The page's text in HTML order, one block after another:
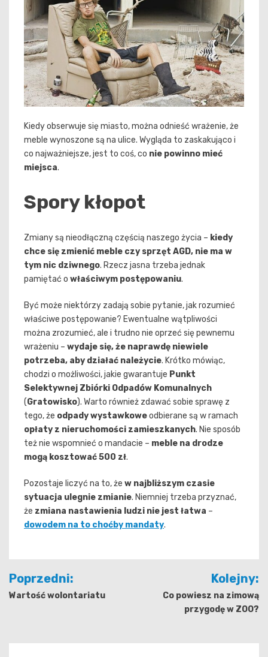
Kiedy obserwuje się miasto, można odnieść wrażenie, że
meble wynoszone są na ulice. Wygląda to zaskakująco i
co najważniejsze, jest to coś, co nie powinno mieć
miejsca.
Spory kłopot
Zmiany są nieodłączną częścią naszego życia – kiedy
chce się zmienić meble czy sprzęt AGD, nie ma w
tym nic dziwnego. Rzecz jasna trzeba jednak
pamiętać o właściwym postępowaniu.
Być może niektórzy zadają sobie pytanie, jak rozumieć
właściwe postępowanie? Ewentualne wątpliwości
można zrozumieć, ale i trudno nie oprzeć się pewnemu
wrażeniu – wydaje się, że naprawdę niewiele
potrzeba, aby działać należycie. Krótko mówiąc,
chodzi o możliwości, jakie gwarantuje Punkt
Selektywnej Zbiórki Odpadów Komunalnych
(Gratowisko). Warto również zdawać sobie sprawę z
tego, że odpady wystawkoweodbierane są w ramach
opłaty z nieruchomości zamieszkanych. Nie sposób
też nie wspomnieć o mandacie – meble na drodze
mogą kosztować 500 zł.
Pozostaje liczyć na to, że w najbliższym czasie
sytuacja ulegnie zmianie. Niemniej trzeba przyznać,
że zmiana nastawienia ludzi nie jest łatwa –
dowodem na to choćby mandaty.
Nawigacja
wpisu
Poprzedni:
Wartość wolontariatu
Kolejny:
Co powiesz na zimową
przygodę w ZOO?